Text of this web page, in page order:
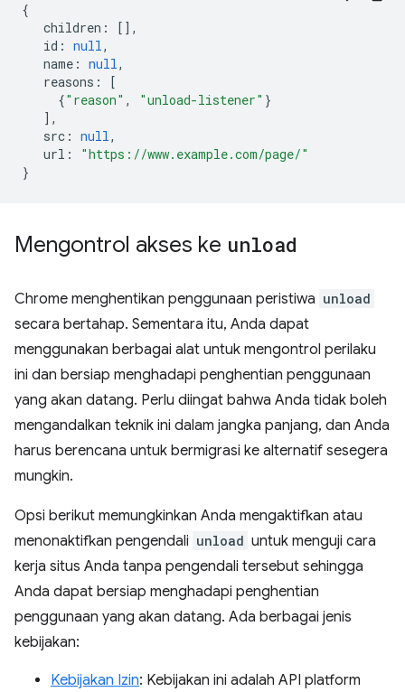
{
children :
[],
id : null,
name : null,
reasons :
[
{"reason" , "unload-listener" }
],
src : null,
url :
"https://www.example.com/page/"
}
Mengontrol akses ke unload
Chrome menghentikan penggunaan peristiwa unload
secara bertahap. Sementara itu, Anda dapat
menggunakan berbagai alat untuk mengontrol perilaku
ini dan bersiap menghadapi penghentian penggunaan
yang akan datang. Perlu diingat bahwa Anda tidak boleh
mengandalkan teknik ini dalam jangka panjang, dan Anda
harus berencana untuk bermigrasi ke alternatif sesegera
mungkin.
Opsi berikut memungkinkan Anda mengaktifkan atau
menonaktifkan pengendali unload untuk menguji cara
kerja situs Anda tanpa pengendali tersebut sehingga
Anda dapat bersiap menghadapi penghentian
penggunaan yang akan datang. Ada berbagai jenis
kebijakan:
Kebijakan Izin: Kebijakan ini adalah API platform